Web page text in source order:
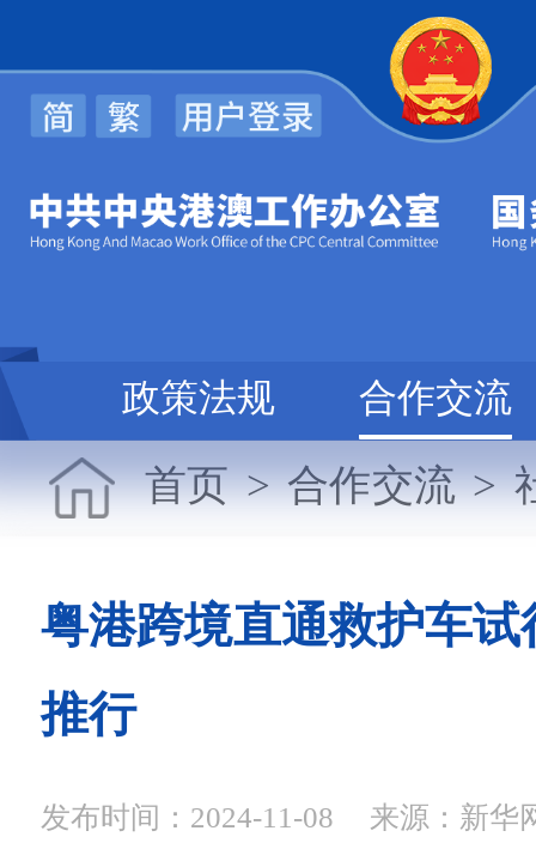
政策法规 合作交流
首页>合作交流>
粤港跨境直通救护车试
推行
发布时间：2024-11-08 来源：新华